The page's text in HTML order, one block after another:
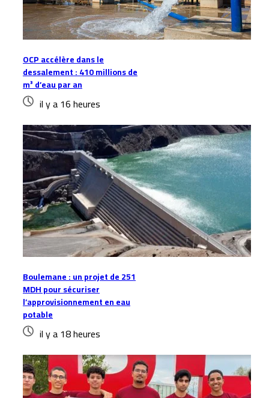
OCP accélère dans le
dessalement : 410 millions de
m³ d’eau par an
il y a 16 heures
Boulemane : un projet de 251
MDH pour sécuriser
l’approvisionnement en eau
potable
il y a 18 heures